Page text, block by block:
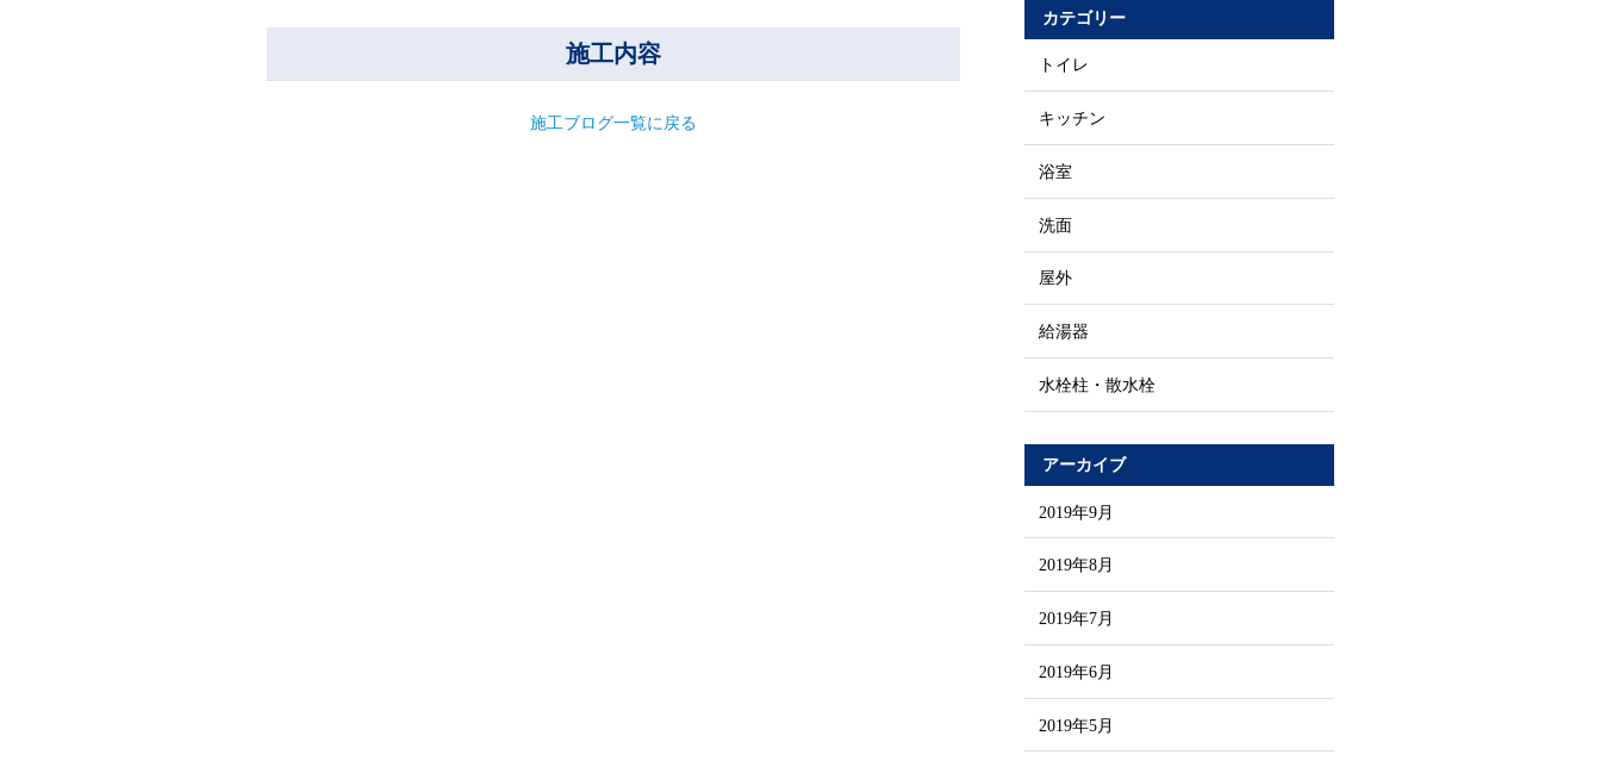
施工内容
施工ブログ一覧に戻る
カテゴリー
トイレ
キッチン
浴室
洗面
屋外
給湯器
水栓柱・散水栓
アーカイブ
2019年9月
2019年8月
2019年7月
2019年6月
2019年5月